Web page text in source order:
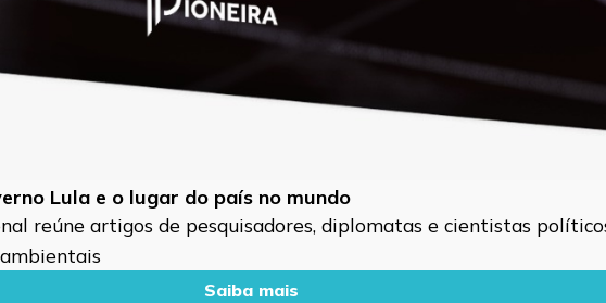
Lula e o lugar do país no mundo
reúne artigos de pesquisadores, diplomatas e cientistas
Saiba mais